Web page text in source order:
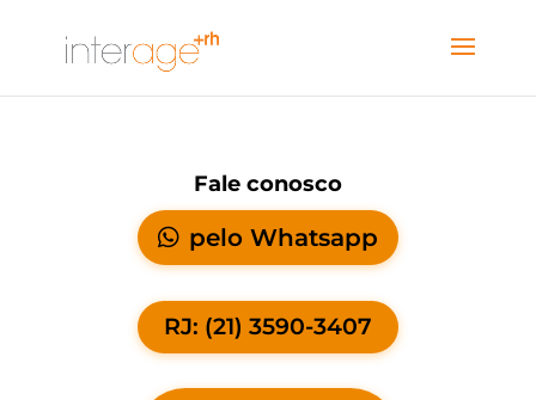
Fale conosco
pelo Whatsapp
RJ: (21) 3590-3407